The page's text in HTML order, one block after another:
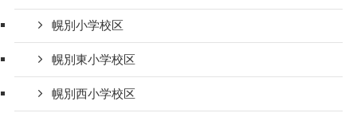
幌別小学校区
幌別東小学校区
幌別西小学校区